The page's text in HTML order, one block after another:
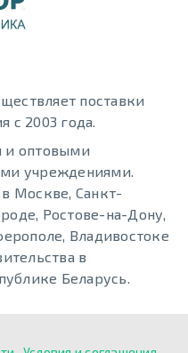
поставки
с 2003 года.
и оптовыми
учреждениями.
Москве, Санкт-
Ростове-на-Дону,
Владивостоке
в
Беларусь.